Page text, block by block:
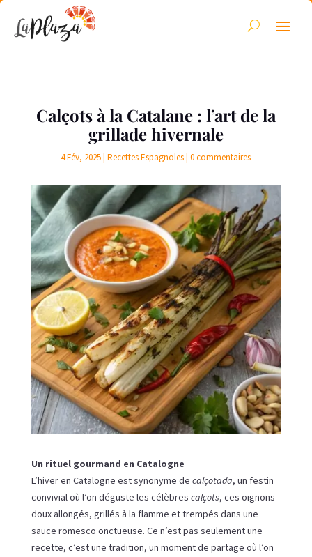
Calçots à la Catalane : l’art de la
grillade hivernale
4 Fév, 2025|Recettes Espagnoles|0 commentaires
Un rituel gourmand en Catalogne
L’hiver en Catalogne est synonyme de calçotada, un festin
convivial où l’on déguste les célèbres calçots, ces oignons
doux allongés, grillés à la flamme et trempés dans une
sauce romesco onctueuse. Ce n’est pas seulement une
recette, c’est une tradition, un moment de partage où l’on